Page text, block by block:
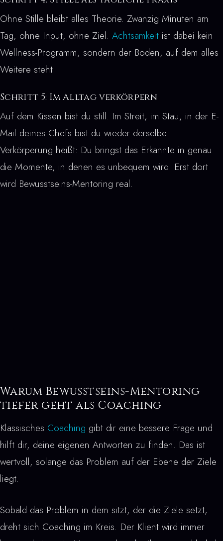
Ohne Stille bleibt alles Theorie. Zwanzig Minuten am
Tag, ohne Input, ohne Ziel. Achtsamkeit ist dabei kein
Wellness-Programm, sondern der Boden, auf dem alles
Weitere steht.
Schritt 5: Im Alltag verkörpern
Auf dem Kissen bist du still. Im Streit, im Stau, in der E-
Mail deines Chefs bist du wieder derselbe.
Verkörperung heißt: Du bringst das Erkannte in genau
die Momente, in denen es unbequem wird. Erst dort
wird Bewusstseins-Mentoring real.
Warum Bewusstseins-Mentoring
tiefer geht als Coaching
Klassisches Coaching gibt dir eine bessere Frage und
hilft dir, deine eigenen Antworten zu finden. Das ist
wertvoll, solange das Problem auf der Ebene der Ziele
liegt.
Sobald das Problem in dem sitzt, der die Ziele setzt,
dreht sich Coaching im Kreis. Der Klient wird immer